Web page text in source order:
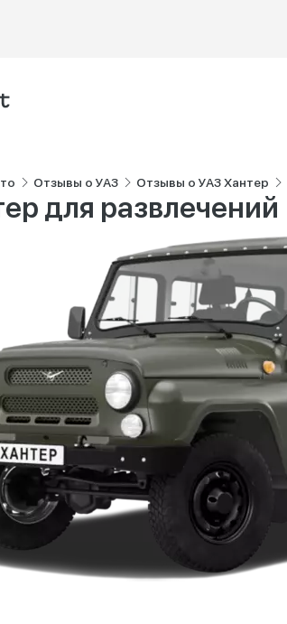
Отзывы о УАЗ Отзывы о УАЗ Хантер
для развлечений